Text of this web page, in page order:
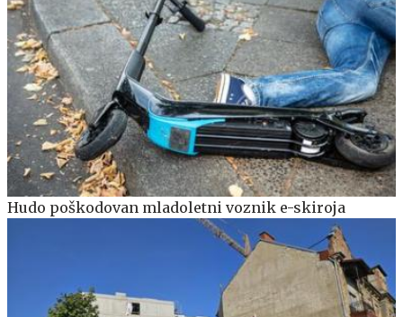
Hudo poškodovan mladoletni voznik e-skiroja